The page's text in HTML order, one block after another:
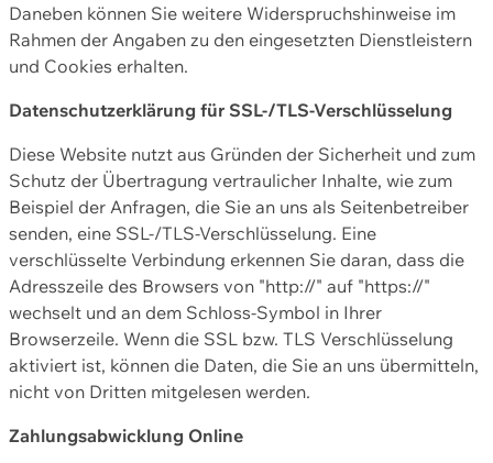
Daneben können Sie weitere Widerspruchshinweise im
Rahmen der Angaben zu den eingesetzten Dienstleistern
und Cookies erhalten.
Datenschutzerklärung für SSL-/TLS-Verschlüsselung
Diese Website nutzt aus Gründen der Sicherheit und zum
Schutz der Übertragung vertraulicher Inhalte, wie zum
Beispiel der Anfragen, die Sie an uns als Seitenbetreiber
senden, eine SSL-/TLS-Verschlüsselung. Eine
verschlüsselte Verbindung erkennen Sie daran, dass die
Adresszeile des Browsers von "http://" auf "https://"
wechselt und an dem Schloss-Symbol in Ihrer
Browserzeile. Wenn die SSL bzw. TLS Verschlüsselung
aktiviert ist, können die Daten, die Sie an uns übermitteln,
nicht von Dritten mitgelesen werden.
Zahlungsabwicklung Online